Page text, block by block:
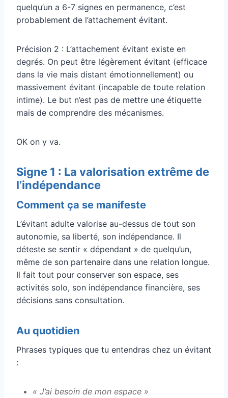
quelqu’un a 6-7 signes en permanence, c’est
probablement de l’attachement évitant.
Précision 2 : L’attachement évitant existe en
degrés. On peut être légèrement évitant (efficace
dans la vie mais distant émotionnellement) ou
massivement évitant (incapable de toute relation
intime). Le but n’est pas de mettre une étiquette
mais de comprendre des mécanismes.
OK on y va.
Signe 1 : La valorisation extrême de
l’indépendance
Comment ça se manifeste
L’évitant adulte valorise au-dessus de tout son
autonomie, sa liberté, son indépendance. Il
déteste se sentir « dépendant » de quelqu’un,
même de son partenaire dans une relation longue.
Il fait tout pour conserver son espace, ses
activités solo, son indépendance financière, ses
décisions sans consultation.
Au quotidien
Phrases typiques que tu entendras chez un évitant
:
« J’ai besoin de mon espace »